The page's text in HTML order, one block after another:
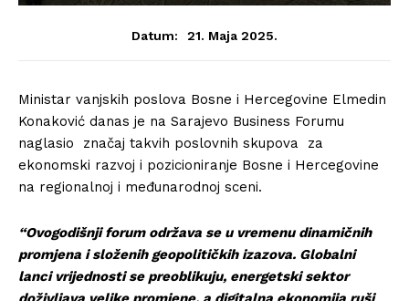
Datum: 21. Maja 2025.
Ministar vanjskih poslova Bosne i Hercegovine Elmedin
Konaković danas je na Sarajevo Business Forumu
naglasio značaj takvih poslovnih skupova za
ekonomski razvoj i pozicioniranje Bosne i Hercegovine
na regionalnoj i međunarodnoj sceni.
“Ovogodišnji forum održava se u vremenu dinamičnih
promjena i složenih geopolitičkih izazova. Globalni
lanci vrijednosti se preoblikuju, energetski sektor